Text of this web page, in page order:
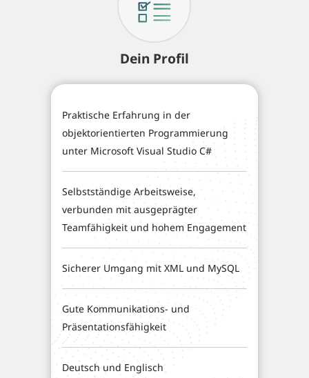
Dein Profil
Praktische Erfahrung in der
objektorientierten Programmierung
unter Microsoft Visual Studio C#
Selbstständige Arbeitsweise,
verbunden mit ausgeprägter
Teamfähigkeit und hohem Engagement
Sicherer Umgang mit XML und MySQL
Gute Kommunikations- und
Präsentationsfähigkeit
Deutsch und Englisch